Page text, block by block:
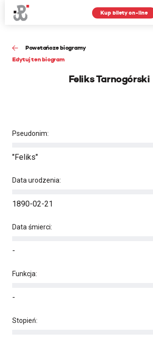
Kup bilety on-line
Powstańcze biogramy
Edytuj ten biogram
Feliks Tarnogórski
Pseudonim:
"Feliks"
Data urodzenia:
1890-02-21
Data śmierci:
-
Funkcja:
-
Stopień: